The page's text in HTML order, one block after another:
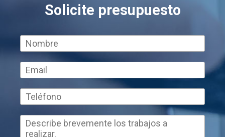
Solicite presupuesto